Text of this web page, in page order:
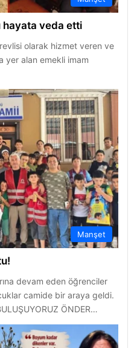
hayata veda etti
olarak hizmet veren ve
yer alan emekli imam
Manşet
devam eden öğrenciler
camide bir araya geldi.
ÖNDER…